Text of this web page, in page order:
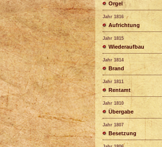
Orgel
Jahr 1816
Aufrichtung
Jahr 1815
Wiederaufbau
Jahr 1814
Brand
Jahr 1811
Rentamt
Jahr 1810
Übergabe
Jahr 1807
Besetzung